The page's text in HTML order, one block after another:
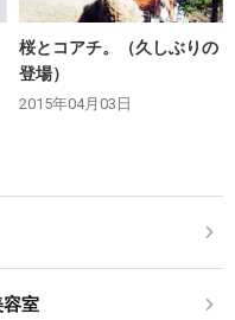
桜とコアチ。（久しぶりの
登場）
2015年04月03日
室